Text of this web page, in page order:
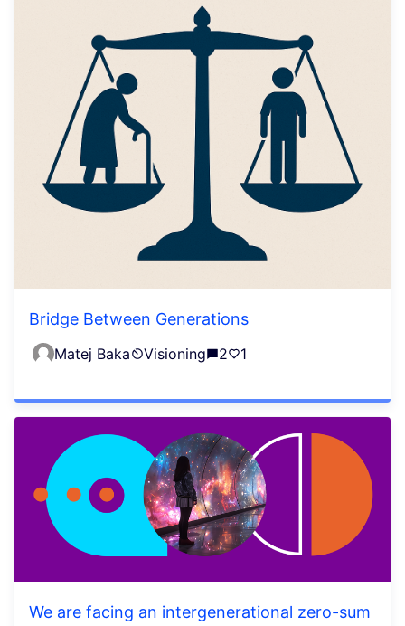
Bridge Between Generations
Matej Baka Visioning 2 1
We are facing an intergenerational zero-sum